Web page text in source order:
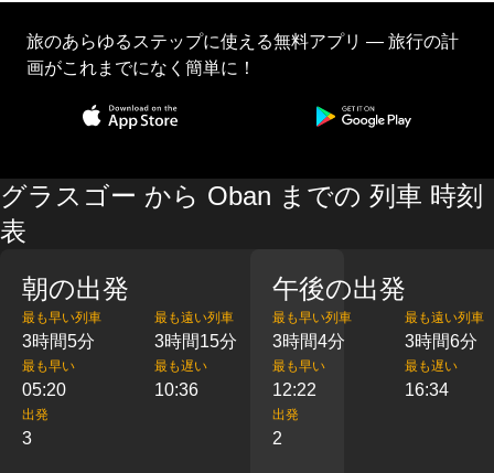
旅のあらゆるステップに使える無料アプリ — 旅行の計
画がこれまでになく簡単に！
グラスゴー から Oban までの 列車 時刻
表
朝の出発
最も早い列車
3時間5分
最も遠い列車
3時間15分
最も早い
05:20
最も遅い
10:36
出発
3
午後の出発
最も早い列車
3時間4分
最も遠い列車
3時間6分
最も早い
12:22
最も遅い
16:34
出発
2